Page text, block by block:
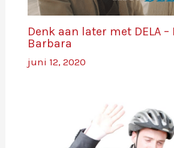
Denk aan later met DELA
Barbara
juni 12, 2020